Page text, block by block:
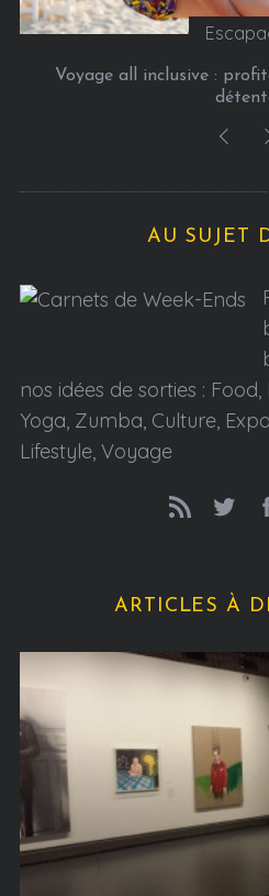
Voyage all inclusive :
AU SUJET
nos idées de sorties :
Yoga, Zumba, Culture,
Lifestyle, Voyage
ARTICLES À